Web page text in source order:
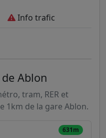
Info trafic
Ablon
tram, RER et
1km de la gare Ablon.
631m